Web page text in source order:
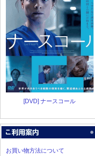
[DVD] ナースコール
お買い物方法について